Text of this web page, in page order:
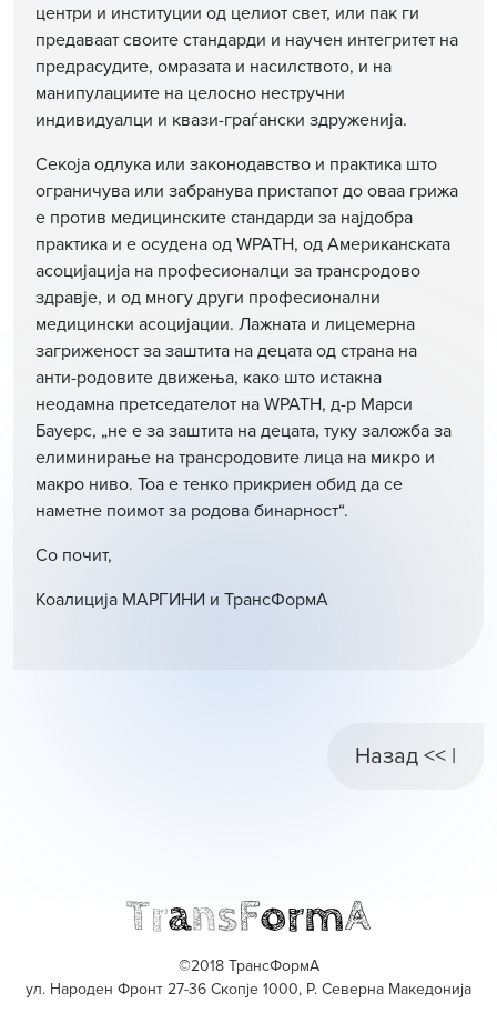
центри и институции од целиот свет, или пак ги
предаваат своите стандарди и научен интегритет на
предрасудите, омразата и насилството, и на
манипулациите на целосно нестручни
индивидуалци и квази-граѓански здруженија.
Секоја одлука или законодавство и практика што
ограничува или забранува пристапот до оваа грижа
е против медицинските стандарди за најдобра
практика и е осудена од WPATH, од Американската
асоцијација на професионалци за трансродово
здравје, и од многу други професионални
медицински асоцијации. Лажната и лицемерна
загриженост за заштита на децата од страна на
анти-родовите движења, како што истакна
неодамна претседателот на WPATH, д-р Марси
Бауерс, „не е за заштита на децата, туку заложба за
елиминирање на трансродовите лица на микро и
макро ниво. Тоа е тенко прикриен обид да се
наметне поимот за родова бинарност“.
Со почит,
Коалиција МАРГИНИ и ТрансФормА
Назад << |
©2018 ТрансФормА
ул. Народен Фронт 27-36 Скопје 1000, Р. Северна Македонија